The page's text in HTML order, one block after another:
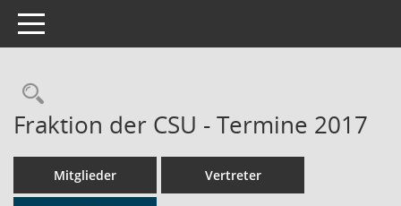
Toggle navigation
Rechercheauswahl
Fraktion der CSU - Termine 2017
Mitglieder Vertreter